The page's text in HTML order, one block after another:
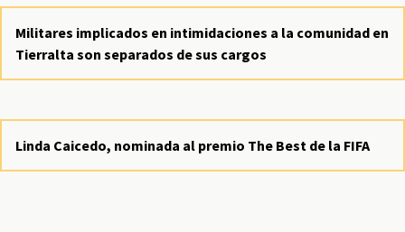
Militares implicados en intimidaciones a la comunidad en
Tierralta son separados de sus cargos
Linda Caicedo, nominada al premio The Best de la FIFA